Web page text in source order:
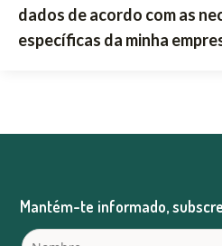
dados de acordo com as
específicas da minha
Mantém-te informado,